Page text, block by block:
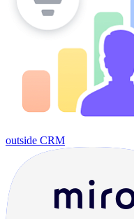
outside CRM